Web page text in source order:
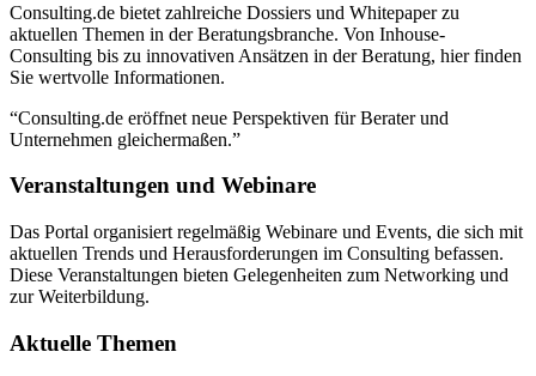
Consulting.de bietet zahlreiche Dossiers und Whitepaper zu
aktuellen Themen in der Beratungsbranche. Von Inhouse-
Consulting bis zu innovativen Ansätzen in der Beratung, hier finden
Sie wertvolle Informationen.
“Consulting.de eröffnet neue Perspektiven für Berater und
Unternehmen gleichermaßen.”
Veranstaltungen und Webinare
Das Portal organisiert regelmäßig Webinare und Events, die sich mit
aktuellen Trends und Herausforderungen im Consulting befassen.
Diese Veranstaltungen bieten Gelegenheiten zum Networking und
zur Weiterbildung.
Aktuelle Themen